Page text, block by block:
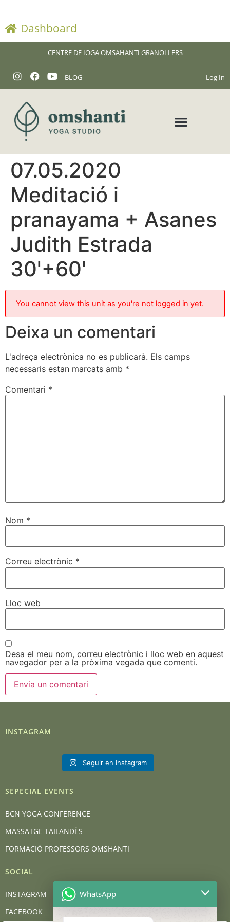
Dashboard
CENTRE DE IOGA OMSAHANTI GRANOLLERS
BLOG Log In
07.05.2020
Meditació i
pranayama + Asanes
Judith Estrada
30'+60'
You cannot view this unit as you're not logged in yet.
Deixa un comentari
L'adreça electrònica no es publicarà. Els camps
necessaris estan marcats amb *
Comentari *
Nom *
Correu electrònic *
Lloc web
Desa el meu nom, correu electrònic i lloc web en aquest
navegador per a la pròxima vegada que comenti.
INSTAGRAM
Seguir en Instagram
SEPECIAL EVENTS
BCN YOGA CONFERENCE
MASSATGE TAILANDÈS
FORMACIÓ PROFESSORS OMSHANTI
SOCIAL
INSTAGRAM
FACEBOOK
WhatsApp